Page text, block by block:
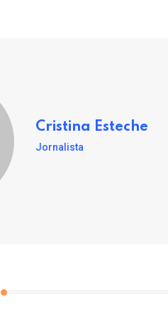
Cristina Esteche
Jornalista